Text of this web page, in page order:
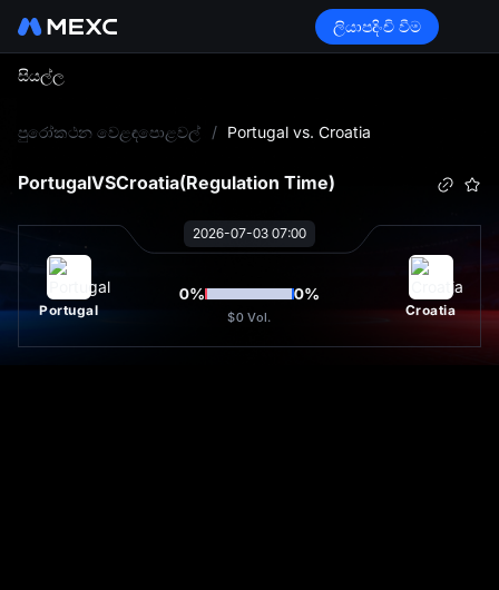
ලියාපදිංචි වීම
සියල්ල
පුරෝකථන වෙළඳපොළවල් / Portugal vs. Croatia
PortugalVSCroatia(Regulation Time)
2026-07-03 07:00
Portugal
0% 0%
$0 Vol. Croatia